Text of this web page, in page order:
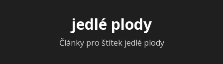
jedlé plody
Články pro štítek jedlé plody